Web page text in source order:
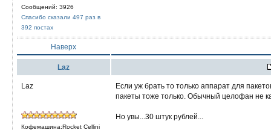
Сообщений: 3926
Спасибо сказали 497 раз в
392 постах
Наверх
Laz
Laz
Кофемашина:Rocket Cellini
Если уж брать то только аппарат для
пакеты тоже только. Обычный целофан не
Но увы...30 штук рублей...